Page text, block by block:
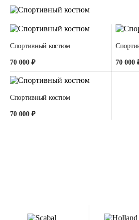
Спортивный костюм
70 000 ₽ 70 000
Спортивный костюм
70 000 ₽